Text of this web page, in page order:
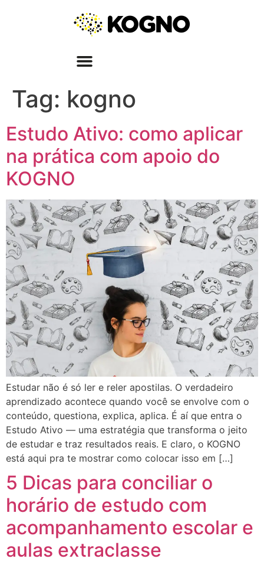
Tag: kogno
Estudo Ativo: como aplicar
na prática com apoio do
KOGNO
Estudar não é só ler e reler apostilas. O verdadeiro
aprendizado acontece quando você se envolve com o
conteúdo, questiona, explica, aplica. É aí que entra o
Estudo Ativo — uma estratégia que transforma o jeito
de estudar e traz resultados reais. E claro, o KOGNO
está aqui pra te mostrar como colocar isso em […]
5 Dicas para conciliar o
horário de estudo com
acompanhamento escolar e
aulas extraclasse